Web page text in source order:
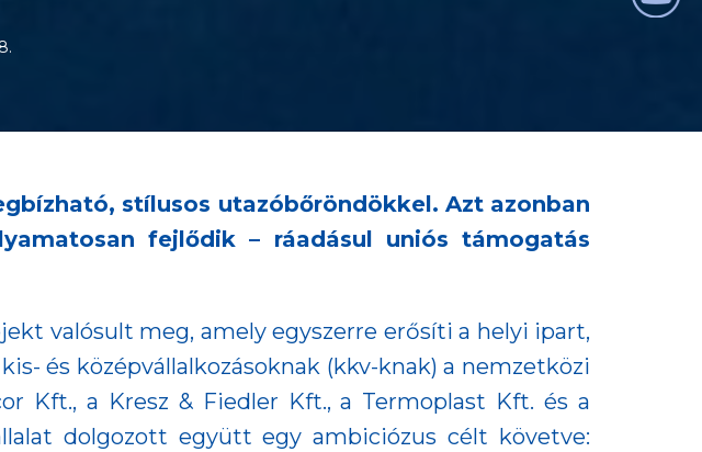
stílusos utazóbőröndökkel. Azt azonban
fejlődik – ráadásul uniós támogatás
valósult meg, amely egyszerre erősíti a helyi ipart,
és középvállalkozásoknak (kkv-knak) a nemzetközi
Kft., a Kresz & Fiedler Kft., a Termoplast Kft. és a
dolgozott együtt egy ambiciózus célt követve: